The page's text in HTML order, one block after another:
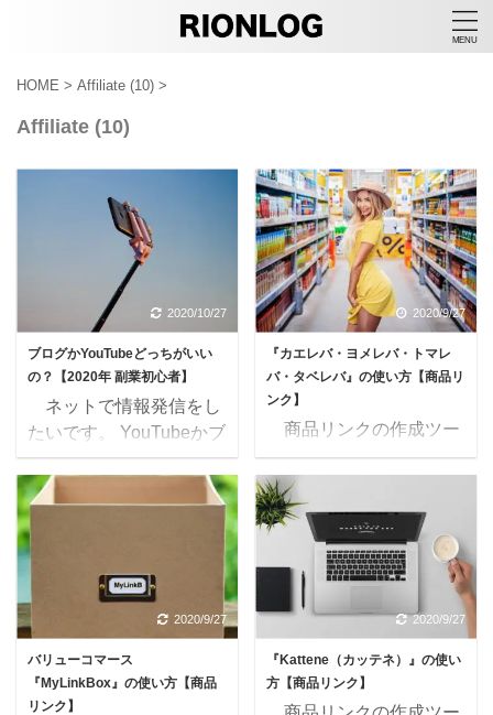
HOME > Affiliate (10) >
Affiliate (10)
2020/10/27
ブログかYouTubeどっちがいい
の？【2020年 副業初心者】
ネットで情報発信をし
たいです。 YouTubeかブ
ログ、どっちを始めたら
いいでしょう？ SNSも
併用した方がいいかし
ら？ このような疑問を
解決していきます。 ※
およそ6,000文字の長い
記事なので、読むのに15
分ぐらいかかります。
【目的】ブログや
YouTubeで情報発信する
2020/9/27
『カエレバ・ヨメレバ・トマレ
バ・タベレバ』の使い方【商品リ
ンク】
商品リンクの作成ツー
ル = 代表的なもので5種
類 商品リンクを作成す
るツールは、代表的なも
ので5種類ほどありま
す。 それぞれの特徴
は、【商品リンクを選ぼ
う！】カエレバ・
RINKER・Kattene・かん
たんリンク・MyLinkBox
を参考にして下さい。
2020/9/27
バリューコマース
『MyLinkBox』の使い方【商品
リンク】
2020/9/27
『Kattene（カッテネ）』の使い
方【商品リンク】